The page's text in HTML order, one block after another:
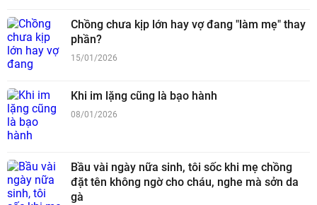
Chồng chưa kịp lớn hay vợ đang "làm mẹ" thay
phần?
15/01/2026
Khi im lặng cũng là bạo hành
08/01/2026
Bầu vài ngày nữa sinh, tôi sốc khi mẹ chồng
đặt tên không ngờ cho cháu, nghe mà sởn da
gà